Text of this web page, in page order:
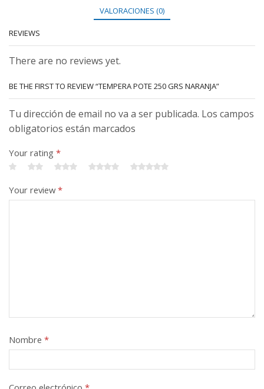
VALORACIONES (0)
REVIEWS
There are no reviews yet.
BE THE FIRST TO REVIEW “TEMPERA POTE 250 GRS NARANJA”
Tu dirección de email no va a ser publicada. Los campos
obligatorios están marcados
Your rating *
Your review*
Nombre *